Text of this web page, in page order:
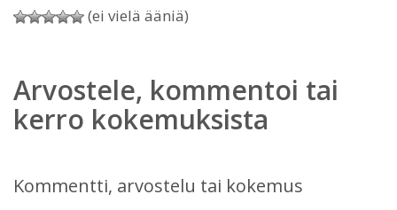
(ei vielä ääniä)
Arvostele, kommentoi tai
kerro kokemuksista
Kommentti, arvostelu tai kokemus